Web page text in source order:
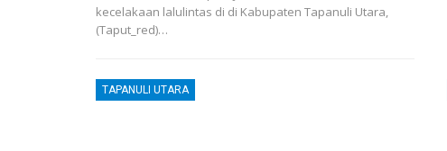
kecelakaan lalulintas di di Kabupaten Tapanuli Utara,
(Taput_red)…
TAPANULI UTARA